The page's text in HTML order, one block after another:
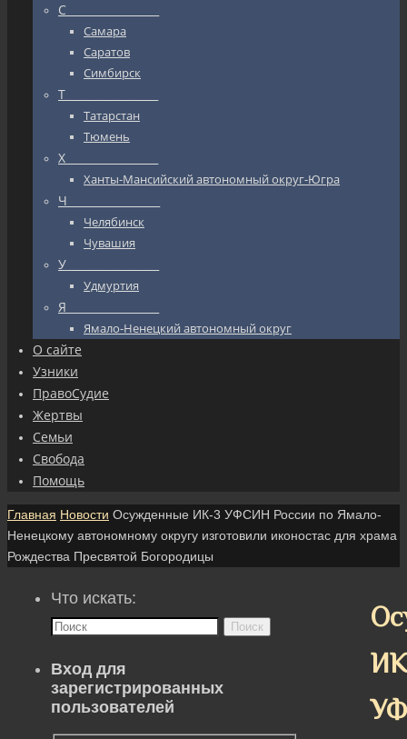
С_________________
Самара
Саратов
Симбирск
Т_________________
Татарстан
Тюмень
Х_________________
Ханты-Мансийский автономный округ-Югра
Ч_________________
Челябинск
Чувашия
У_________________
Удмуртия
Я_________________
Ямало-Ненецкий автономный округ
О сайте
Узники
ПравоСудие
Жертвы
Семьи
Свобода
Помощь
Главная Новости Осужденные ИК-3 УФСИН России по Ямало-
Ненецкому автономному округу изготовили иконостас для храма
Рождества Пресвятой Богородицы
Что искать:
Поиск
Вход для
зарегистрированных
пользователей